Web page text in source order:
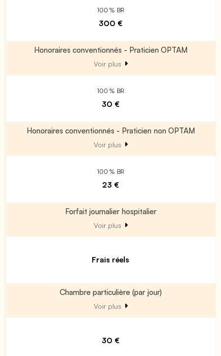
100 % BR
300 €
Honoraires conventionnés - Praticien OPTAM
Voir plus
100 % BR
30 €
Honoraires conventionnés - Praticien non OPTAM
Voir plus
100 % BR
23 €
Forfait journalier hospitalier
Voir plus
Frais réels
Chambre particulière (par jour)
Voir plus
30 €